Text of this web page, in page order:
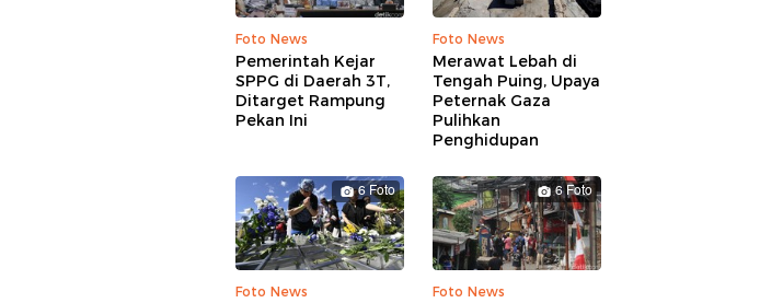
Foto News
Pemerintah Kejar
SPPG di Daerah 3T,
Ditarget Rampung
Pekan Ini
Foto News
Merawat Lebah di
Tengah Puing, Upaya
Peternak Gaza
Pulihkan
Penghidupan
6 Foto
Foto News
6 Foto
Foto News